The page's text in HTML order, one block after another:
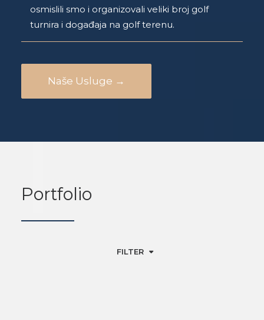
osmislili smo i organizovali veliki broj golf
turnira i događaja na golf terenu.
Naše Usluge →
Portfolio
FILTER